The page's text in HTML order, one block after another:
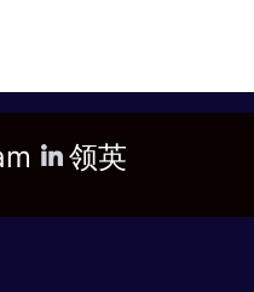
领英